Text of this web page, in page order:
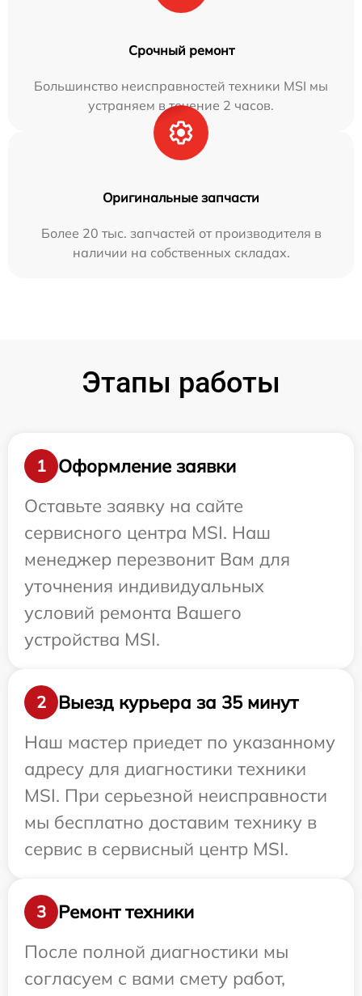
Срочный ремонт
Большинство неисправностей техники MSI мы
устраняем в течение 2 часов.
Оригинальные запчасти
Более 20 тыс. запчастей от производителя в
наличии на собственных складах.
Этапы работы
1
Оформление заявки
Оставьте заявку на сайте
сервисного центра MSI. Наш
менеджер перезвонит Вам для
уточнения индивидуальных
условий ремонта Вашего
устройства MSI.
2
Выезд курьера за 35 минут
Наш мастер приедет по указанному
адресу для диагностики техники
MSI. При серьезной неисправности
мы бесплатно доставим технику в
сервис в сервисный центр MSI.
3
Ремонт техники
После полной диагностики мы
согласуем с вами смету работ,